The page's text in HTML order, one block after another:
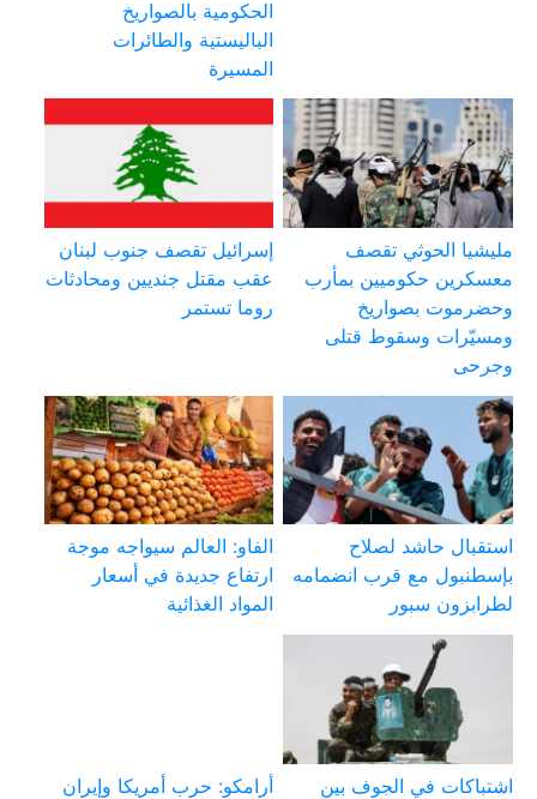
الحكومية بالصواريخ
الباليستية والطائرات
المسيرة
مليشيا الحوثي تقصف
معسكرين حكوميين بمأرب
وحضرموت بصواريخ
ومسيّرات وسقوط قتلى
وجرحى
إسرائيل تقصف جنوب لبنان
عقب مقتل جنديين ومحادثات
روما تستمر
استقبال حاشد لصلاح
بإسطنبول مع قرب انضمامه
لطرابزون سبور
الفاو: العالم سيواجه موجة
ارتفاع جديدة في أسعار
المواد الغذائية
اشتباكات في الجوف بين
أرامكو: حرب أمريكا وإيران